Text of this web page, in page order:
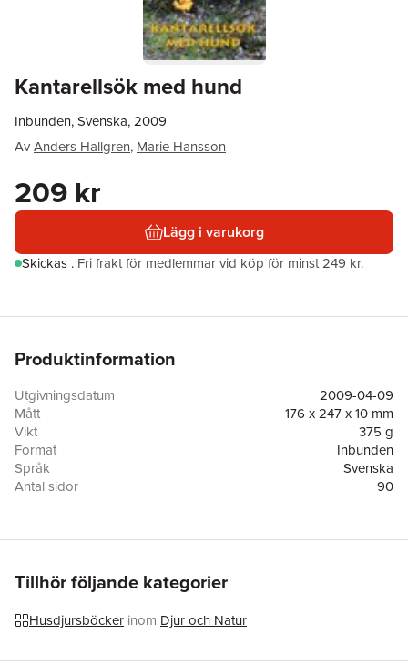
Kantarellsök med hund
Inbunden, Svenska, 2009
AvAnders Hallgren, Marie Hansson
209 kr
Lägg i varukorg
Skickas . Fri frakt för medlemmar vid köp för minst 249 kr.
Produktinformation
Utgivningsdatum
2009-04-09
Mått
176 x 247 x 10 mm
Vikt
375 g
Format
Inbunden
Språk
Svenska
Antal sidor
90
ISBN
9789187652547
Tillhör följande kategorier
Husdjursböcker inom Djur och Natur